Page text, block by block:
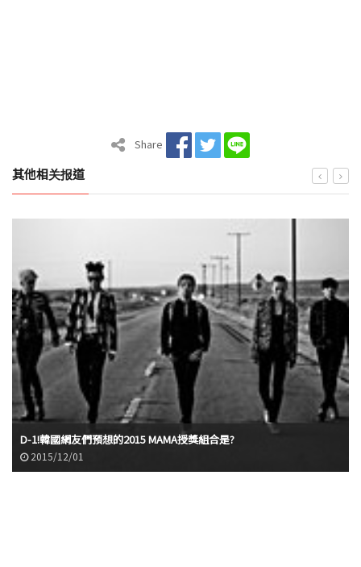
Share
其他相关报道
D-1!韓國網友們預想的2015 MAMA授獎組合是?
2015/12/01